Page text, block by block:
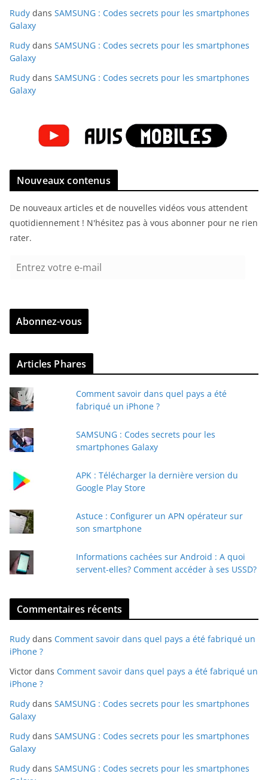
Rudy dans SAMSUNG : Codes secrets pour les smartphones
Galaxy
Rudy dans SAMSUNG : Codes secrets pour les smartphones
Galaxy
Rudy dans SAMSUNG : Codes secrets pour les smartphones
Galaxy
Nouveaux contenus
De nouveaux articles et de nouvelles vidéos vous attendent
quotidiennement ! N'hésitez pas à vous abonner pour ne rien
rater.
r
z
v
r
e
e
-
a
Abonnez-vous
Articles Phares
Comment savoir dans quel pays a été
fabriqué un iPhone ?
SAMSUNG : Codes secrets pour les
smartphones Galaxy
APK : Télécharger la dernière version du
Google Play Store
Astuce : Configurer un APN opérateur sur
son smartphone
Informations cachées sur Android : A quoi
servent-elles? Comment accéder à ses USSD?
Commentaires récents
Rudy dans Comment savoir dans quel pays a été fabriqué un
iPhone ?
Victor dans Comment savoir dans quel pays a été fabriqué un
iPhone ?
Rudy dans SAMSUNG : Codes secrets pour les smartphones
Galaxy
Rudy dans SAMSUNG : Codes secrets pour les smartphones
Galaxy
Rudy dans SAMSUNG : Codes secrets pour les smartphones